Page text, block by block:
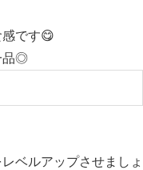
です😋
品◎
ベルアップさせましょ